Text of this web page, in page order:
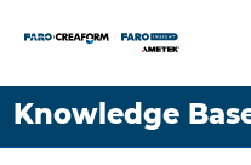
Knowledge
Lingua